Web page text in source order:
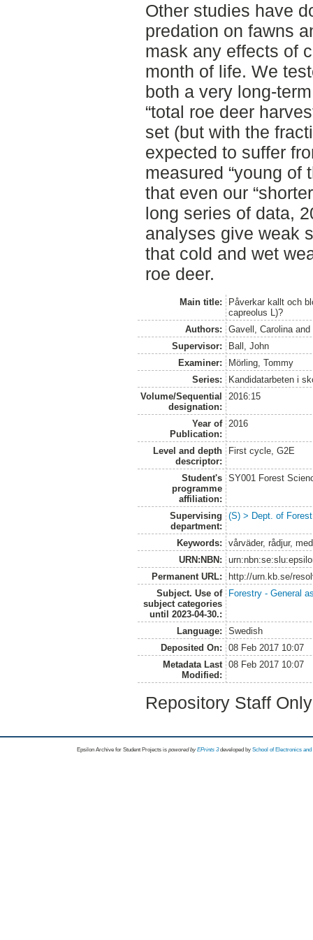
Other studies have
predation on fawns
mask any effects of
month of life. We
both a very long-
“total roe deer
set (but with the
expected to suffer
measured “young of
that even our
long series of data,
analyses give weak
that cold and wet
roe deer.
Main title:
Påverkar kallt och
capreolus L)?
Authors:
Gavell, Carolina and
Supervisor:
Ball, John
Examiner:
Mörling, Tommy
Series:
Kandidatarbeten i
Volume/Sequential
designation:
2016:15
Year of
Publication:
2016
Level and depth
descriptor:
First cycle, G2E
Student's
programme
affiliation:
SY001 Forest
Supervising
department:
(S) > Dept. of
Keywords:
vårväder, rådjur,
URN:NBN:
Permanent URL:
http://urn.kb.se/
Subject. Use of
subject categories
until 2023-04-30.:
Forestry - General
Language:
Swedish
Deposited On:
08 Feb 2017 10:07
Metadata Last
Modified:
08 Feb 2017 10:07
Repository Staff
Epsilon Archive for Student Projects is powored byEPrints 3 developed by School of Electronics